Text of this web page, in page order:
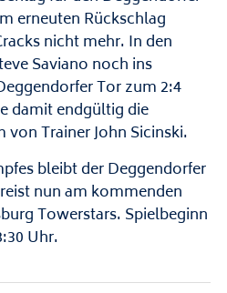
erneuten Rückschlag
nicht mehr. In den
Saviano noch ins
Tor zum 2:4
damit endgültig die
von Trainer John Sicinski.
bleibt der Deggendorfer
nun am kommenden
Towerstars. Spielbeginn
Uhr.